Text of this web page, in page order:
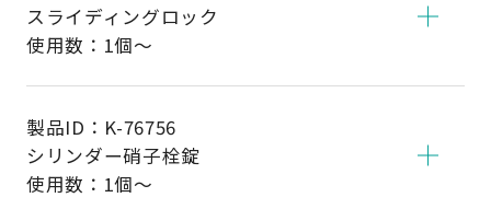
スライディングロック
使用数：1個～
製品ID： K-76756
シリンダー硝子栓錠
使用数：1個～